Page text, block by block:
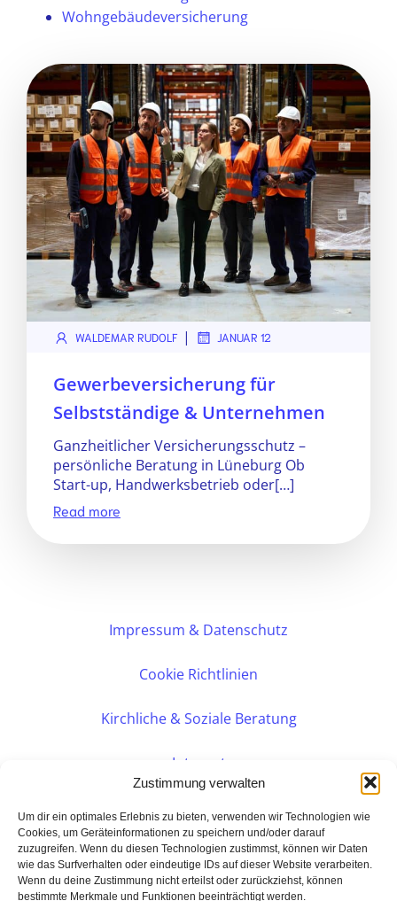
Zustimmung verwalten
Um dir ein optimales Erlebnis zu bieten, verwenden wir Technologien wie
Cookies, um Geräteinformationen zu speichern und/oder darauf
zuzugreifen. Wenn du diesen Technologien zustimmst, können wir Daten
wie das Surfverhalten oder eindeutige IDs auf dieser Website verarbeiten.
Wenn du deine Zustimmung nicht erteilst oder zurückziehst, können
bestimmte Merkmale und Funktionen beeinträchtigt werden.
Wohngebäudeversicherung
WALDEMAR RUDOLF | JANUAR 12
Gewerbeversicherung für
Selbstständige & Unternehmen
Ganzheitlicher Versicherungsschutz –
persönliche Beratung in Lüneburg Ob
Start-up, Handwerksbetrieb oder[…]
Read more
Impressum & Datenschutz
Cookie Richtlinien
Kirchliche & Soziale Beratung
Intranet
PERSÖNLICHE BERATUNG